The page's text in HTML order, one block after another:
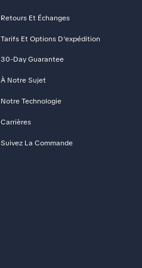
Retours Et Échanges
Tarifs Et Options D’expédition
30-Day Guarantee
À Notre Sujet
Notre Technologie
Carrières
Suivez La Commande